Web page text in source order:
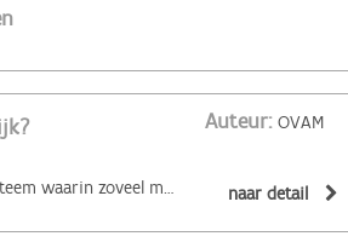
Auteur: OVAM
‌De circulaire economie is een economisch systeem waarin zoveel mogelijk producten en grondstoffen hergebruikt of hoogwaardig gerecycleerd worden. Materialen zijn (volledig) recycleerbaar of afbreekbaar, spullen worden hersteld, hebben een hoge tweedehandswaarde, zijn ‘upgradebaar’, kunnen makkelijk gedemonteerd worden en omgevormd tot nieuwe producten ... Zo wordt maximaal vermeden dat spullen hun waarde verliezen. De circulaire economie biedt een alternatief voor het huidige lineaire systeem. Daarin worden grondstoffen omgezet in producten die aan het einde van hun leven massaal afval worden. De Ellen MacArthur Foundation maakte er een inzichtelijk filmpje over: naar detail